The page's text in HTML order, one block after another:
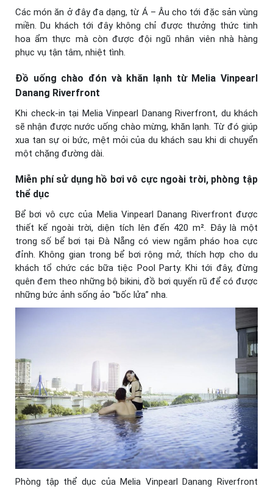
Các món ăn ở đây đa dạng, từ Á – Âu cho tới đặc sản vùng
miền. Du khách tới đây không chỉ được thưởng thức tinh
hoa ẩm thực mà còn được đội ngũ nhân viên nhà hàng
phục vụ tận tâm, nhiệt tình.
Đồ uống chào đón và khăn lạnh từ Melia Vinpearl
Danang Riverfront
Khi check-in tại Melia Vinpearl Danang Riverfront, du khách
sẽ nhận được nước uống chào mừng, khăn lạnh. Từ đó giúp
xua tan sự oi bức, mệt mỏi của du khách sau khi di chuyển
một chặng đường dài.
Miễn phí sử dụng hồ bơi vô cực ngoài trời, phòng tập
thể dục
Bể bơi vô cực của Melia Vinpearl Danang Riverfront được
thiết kế ngoài trời, diện tích lên đến 420 m². Đây là một
trong số bể bơi tại Đà Nẵng có view ngắm pháo hoa cực
đỉnh. Không gian trong bể bơi rộng mở, thích hợp cho du
khách tổ chức các bữa tiệc Pool Party. Khi tới đây, đừng
quên đem theo những bộ bikini, đồ bơi quyến rũ để có được
những bức ảnh sống ảo “bốc lửa” nha.
Phòng tập thể dục của Melia Vinpearl Danang Riverfront